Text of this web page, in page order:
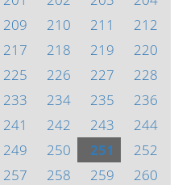
209 210 211
212
217 218 219
220
225 226 227
228
233 234 235
236
241 242 243
244
249 250 251
252
257 258 259
260